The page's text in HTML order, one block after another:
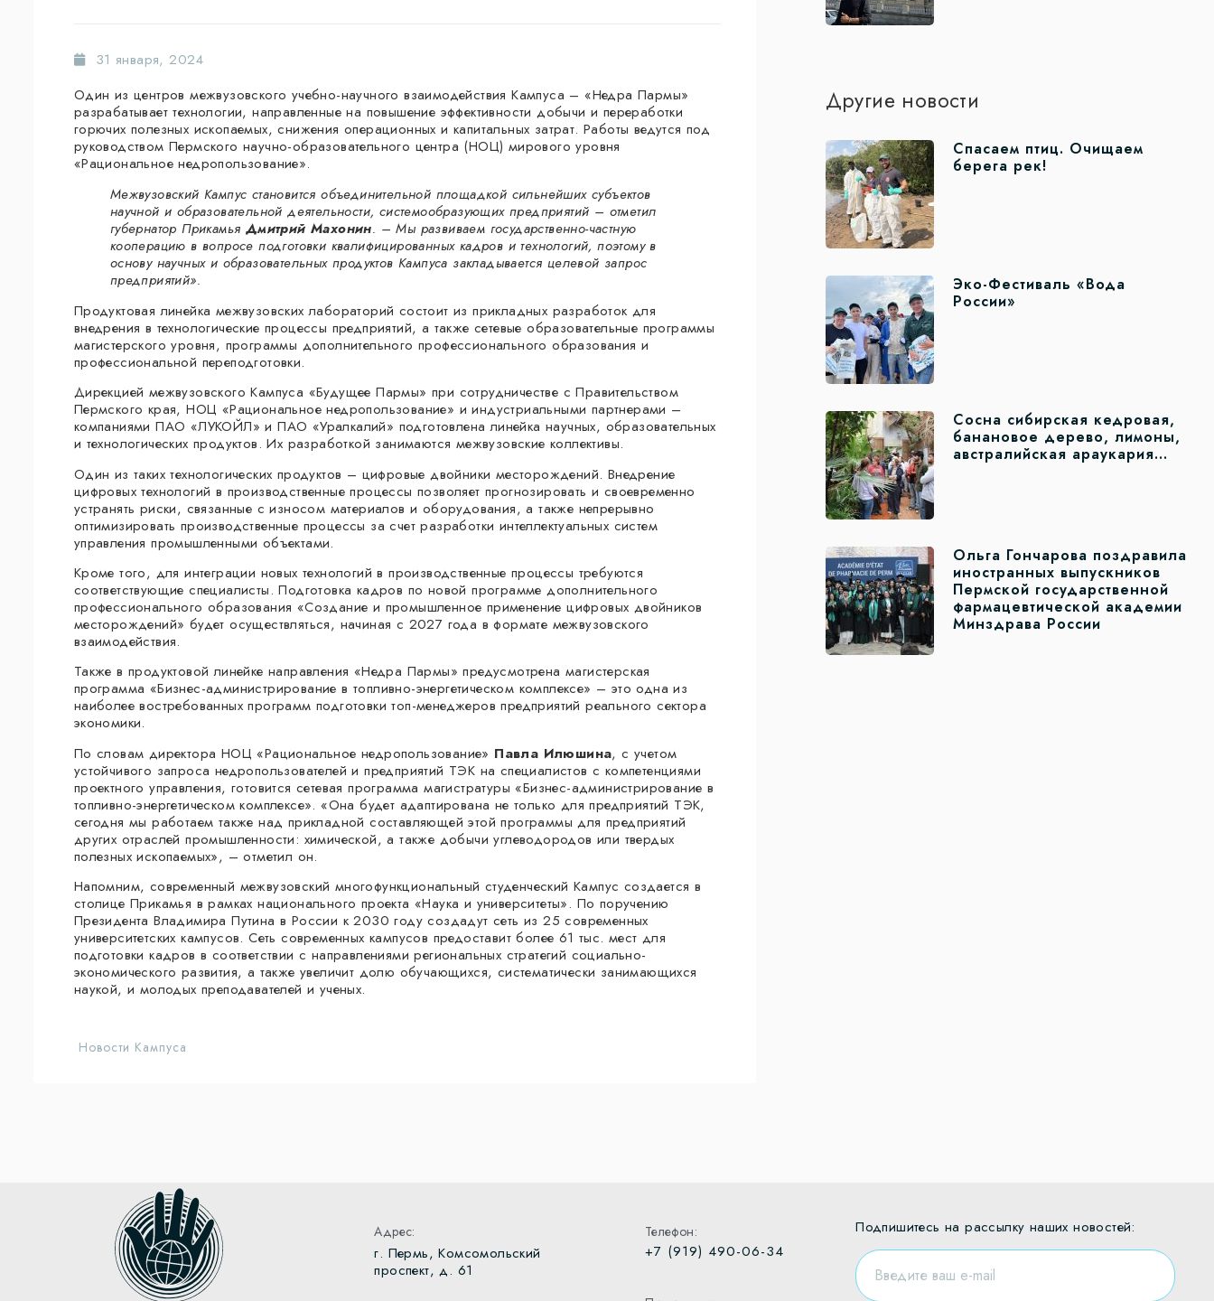
31 января, 2024
Один из центров межвузовского учебно-научного взаимодействия Кампуса – «Недра Пармы»
разрабатывает технологии, направленные на повышение эффективности добычи и переработки
горючих полезных ископаемых, снижения операционных и капитальных затрат. Работы ведутся под
руководством Пермского научно-образовательного центра (НОЦ) мирового уровня
«Рациональное недропользование».
Межвузовский Кампус становится объединительной площадкой сильнейших субъектов
научной и образовательной деятельности, системообразующих предприятий – отметил
губернатор Прикамья Дмитрий Махонин. – Мы развиваем государственно-частную
кооперацию в вопросе подготовки квалифицированных кадров и технологий, поэтому в
основу научных и образовательных продуктов Кампуса закладывается целевой запрос
предприятий».
Продуктовая линейка межвузовских лабораторий состоит из прикладных разработок для
внедрения в технологические процессы предприятий, а также сетевые образовательные программы
магистерского уровня, программы дополнительного профессионального образования и
профессиональной переподготовки.
Дирекцией межвузовского Кампуса «Будущее Пармы» при сотрудничестве с Правительством
Пермского края, НОЦ «Рациональное недропользование» и индустриальными партнерами –
компаниями ПАО «ЛУКОЙЛ» и ПАО «Уралкалий» подготовлена линейка научных, образовательных
и технологических продуктов. Их разработкой занимаются межвузовские коллективы.
Один из таких технологических продуктов – цифровые двойники месторождений. Внедрение
цифровых технологий в производственные процессы позволяет прогнозировать и своевременно
устранять риски, связанные с износом материалов и оборудования, а также непрерывно
оптимизировать производственные процессы за счет разработки интеллектуальных систем
управления промышленными объектами.
Кроме того, для интеграции новых технологий в производственные процессы требуются
соответствующие специалисты. Подготовка кадров по новой программе дополнительного
профессионального образования «Создание и промышленное применение цифровых двойников
месторождений» будет осуществляться, начиная с 2027 года в формате межвузовского
взаимодействия.
Также в продуктовой линейке направления «Недра Пармы» предусмотрена магистерская
программа «Бизнес-администрирование в топливно-энергетическом комплексе» – это одна из
наиболее востребованных программ подготовки топ-менеджеров предприятий реального сектора
экономики.
По словам директора НОЦ «Рациональное недропользование» Павла Илюшина, с учетом
устойчивого запроса недропользователей и предприятий ТЭК на специалистов с компетенциями
проектного управления, готовится сетевая программа магистратуры «Бизнес-администрирование в
топливно-энергетическом комплексе». «Она будет адаптирована не только для предприятий ТЭК,
сегодня мы работаем также над прикладной составляющей этой программы для предприятий
других отраслей промышленности: химической, а также добычи углеводородов или твердых
полезных ископаемых», – отметил он.
Напомним, современный межвузовский многофункциональный студенческий Кампус создается в
столице Прикамья в рамках национального проекта «Наука и университеты». По поручению
Президента Владимира Путина в России к 2030 году создадут сеть из 25 современных
университетских кампусов. Сеть современных кампусов предоставит более 61 тыс. мест для
подготовки кадров в соответствии с направлениями региональных стратегий социально-
экономического развития, а также увеличит долю обучающихся, систематически занимающихся
наукой, и молодых преподавателей и ученых.
Новости Кампуса
Другие новости
Спасаем птиц. Очищаем
берега рек!
Эко-Фестиваль «Вода
России»
Сосна сибирская кедровая,
банановое дерево, лимоны,
австралийская араукария…
Ольга Гончарова поздравила
иностранных выпускников
Пермской государственной
фармацевтической академии
Минздрава России
Адрес:
г. Пермь, Комсомольский
проспект, д. 61
Телефон:
+7 (919) 490-06-34
Подпишитесь на рассылку наших новостей: